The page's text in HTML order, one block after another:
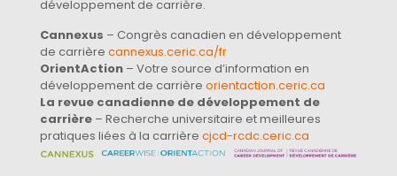
développement de carrière.
Cannexus – Congrès canadien en développement
de carrière cannexus.ceric.ca/fr
OrientAction – Votre source d’information en
développement de carrière orientaction.ceric.ca
La revue canadienne de développement de
carrière – Recherche universitaire et meilleures
pratiques liées à la carrière cjcd-rcdc.ceric.ca